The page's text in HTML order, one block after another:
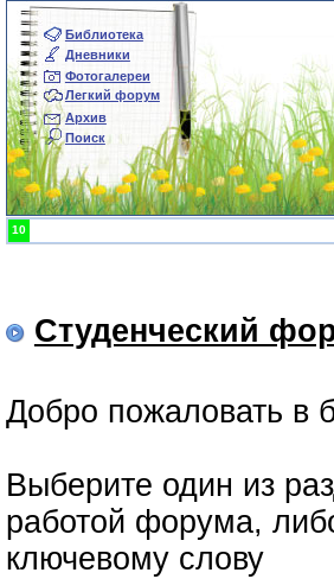
Библиотека
Дневники
Фотогалереи
Легкий форум
Архив
Поиск
10
Студенческий
Добро пожаловать в
Выберите один из
работой форума,
ключевому слову